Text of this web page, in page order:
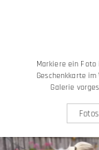
Markiere ein Foto
Geschenkkarte
Galerie